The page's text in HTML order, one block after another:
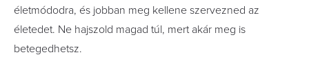
életmódodra, és jobban meg kellene szervezned az
életedet. Ne hajszold magad túl, mert akár meg is
betegedhetsz.